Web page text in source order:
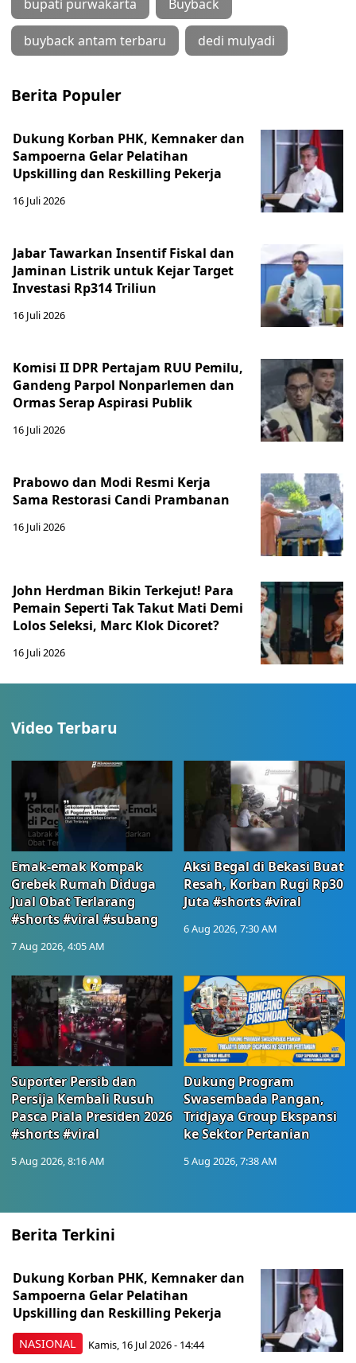
bupati purwakarta Buyback
buyback antam terbaru dedi mulyadi
Berita Populer
Dukung Korban PHK, Kemnaker dan
Sampoerna Gelar Pelatihan
Upskilling dan Reskilling Pekerja
16 Juli 2026
Jabar Tawarkan Insentif Fiskal dan
Jaminan Listrik untuk Kejar Target
Investasi Rp314 Triliun
16 Juli 2026
Komisi II DPR Pertajam RUU Pemilu,
Gandeng Parpol Nonparlemen dan
Ormas Serap Aspirasi Publik
16 Juli 2026
Prabowo dan Modi Resmi Kerja
Sama Restorasi Candi Prambanan
16 Juli 2026
John Herdman Bikin Terkejut! Para
Pemain Seperti Tak Takut Mati Demi
Lolos Seleksi, Marc Klok Dicoret?
16 Juli 2026
Video Terbaru
Emak-emak Kompak
Grebek Rumah Diduga
Jual Obat Terlarang
#shorts #viral #subang
7 Aug 2026, 4:05 AM
Aksi Begal di Bekasi Buat
Resah, Korban Rugi Rp30
Juta #shorts #viral
6 Aug 2026, 7:30 AM
Suporter Persib dan
Persija Kembali Rusuh
Pasca Piala Presiden 2026
#shorts #viral
5 Aug 2026, 8:16 AM
Dukung Program
Swasembada Pangan,
Tridjaya Group Ekspansi
ke Sektor Pertanian
5 Aug 2026, 7:38 AM
Berita Terkini
NASIONAL
Dukung Korban PHK, Kemnaker dan
Sampoerna Gelar Pelatihan
Upskilling dan Reskilling Pekerja
Kamis, 16 Jul 2026 - 14:44